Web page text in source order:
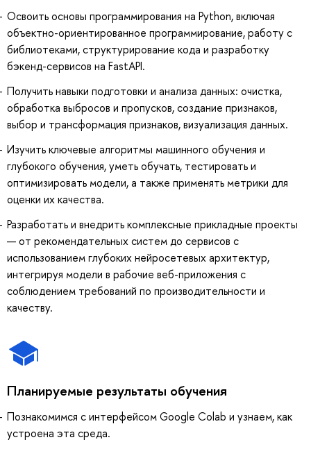
Освоить основы программирования на Python, включая
объектно-ориентированное программирование, работу с
библиотеками, структурирование кода и разработку
бэкенд-сервисов на FastAPI.
Получить навыки подготовки и анализа данных: очистка,
обработка выбросов и пропусков, создание признаков,
выбор и трансформация признаков, визуализация данных.
Изучить ключевые алгоритмы машинного обучения и
глубокого обучения, уметь обучать, тестировать и
оптимизировать модели, а также применять метрики для
оценки их качества.
Разработать и внедрить комплексные прикладные проекты
— от рекомендательных систем до сервисов с
использованием глубоких нейросетевых архитектур,
интегрируя модели в рабочие веб-приложения с
соблюдением требований по производительности и
качеству.
Планируемые результаты обучения
Познакомимся с интерфейсом Google Colab и узнаем, как
устроена эта среда.